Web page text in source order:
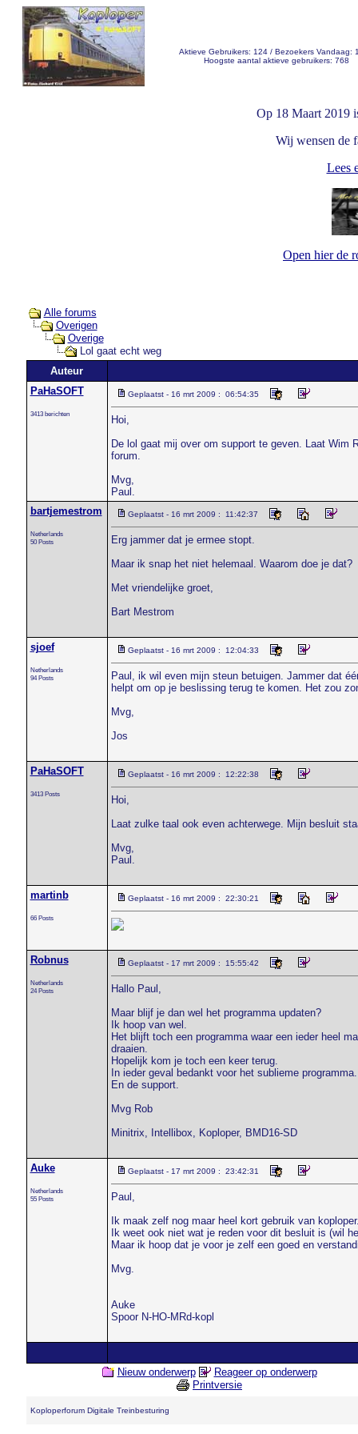
Aktieve Gebruikers: 124 / Bezoekers Vandaag:
Hoogste aantal aktieve gebruikers: 768
Op 18 Maart 2019
Wij wensen de
Lees
Open hier de
Alle forums
Overigen
Overige
Lol gaat echt weg
Auteur
PaHaSOFT
3413 berichten
Geplaatst - 16 mrt 2009 : 06:54:35
Hoi,
De lol gaat mij over om support te geven. Laat
forum.
Mvg,
Paul.
bartjemestrom
Netherlands
50 Posts
Geplaatst - 16 mrt 2009 : 11:42:37
Erg jammer dat je ermee stopt.
Maar ik snap het niet helemaal. Waarom doe je dat?
Met vriendelijke groet,
Bart Mestrom
sjoef
Netherlands
94 Posts
Geplaatst - 16 mrt 2009 : 12:04:33
Paul, ik wil even mijn steun betuigen. Jammer dat
helpt om op je beslissing terug te komen. Het zou
Mvg,
Jos
PaHaSOFT
3413 Posts
Geplaatst - 16 mrt 2009 : 12:22:38
Hoi,
Laat zulke taal ook even achterwege. Mijn besluit
Mvg,
Paul.
martinb
66 Posts
Geplaatst - 16 mrt 2009 : 22:30:21
Robnus
Netherlands
24 Posts
Geplaatst - 17 mrt 2009 : 15:55:42
Hallo Paul,
Maar blijf je dan wel het programma updaten?
Ik hoop van wel.
Het blijft toch een programma waar een ieder heel
draaien.
Hopelijk kom je toch een keer terug.
In ieder geval bedankt voor het sublieme programma.
En de support.
Mvg Rob
Minitrix, Intellibox, Koploper, BMD16-SD
Auke
Netherlands
55 Posts
Geplaatst - 17 mrt 2009 : 23:42:31
Paul,
Ik maak zelf nog maar heel kort gebruik van
Ik weet ook niet wat je reden voor dit besluit is (wil
Maar ik hoop dat je voor je zelf een goed en
Mvg.
Auke
Spoor N-HO-MRd-kopl
Nieuw onderwerp
Reageer op onderwerp
Printversie
Koploperforum Digitale Treinbesturing